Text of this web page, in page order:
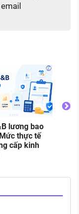
lương bao
thực tế
cấp kinh